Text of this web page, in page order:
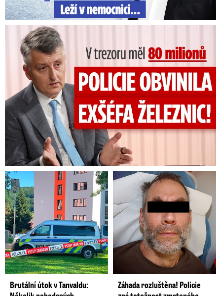
V trezoru měl 80 milionů: Policie obvinila exšéfa železnic!
Brutální útok v Tanvaldu:
Záhada rozluštěna! Policie